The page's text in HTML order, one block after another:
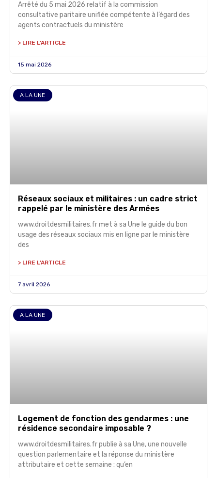
Arrêté du 5 mai 2026 relatif à la commission
consultative paritaire unifiée compétente à l’égard des
agents contractuels du ministère
> LIRE L'ARTICLE
15 mai 2026
A LA UNE
Réseaux sociaux et militaires : un cadre strict
rappelé par le ministère des Armées
www.droitdesmilitaires.fr met à sa Une le guide du bon
usage des réseaux sociaux mis en ligne par le ministère
des
> LIRE L'ARTICLE
7 avril 2026
A LA UNE
Logement de fonction des gendarmes : une
résidence secondaire imposable ?
www.droitdesmilitaires.fr publie à sa Une, une nouvelle
question parlementaire et la réponse du ministère
attributaire et cette semaine : qu’en